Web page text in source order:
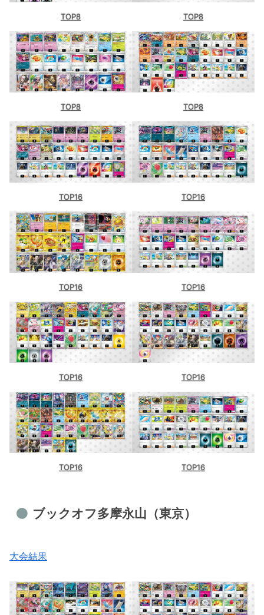
TOP8 TOP8
TOP8 TOP8
TOP16 TOP16
TOP16 TOP16
TOP16 TOP16
TOP16 TOP16
ブックオフ多摩永山（東京）
大会結果